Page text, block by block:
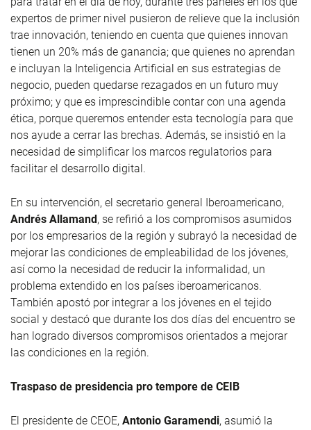
expertos de primer nivel pusieron de relieve que la inclusión
trae innovación, teniendo en cuenta que quienes innovan
tienen un 20% más de ganancia; que quienes no aprendan
e incluyan la Inteligencia Artificial en sus estrategias de
negocio, pueden quedarse rezagados en un futuro muy
próximo; y que es imprescindible contar con una agenda
ética, porque queremos entender esta tecnología para que
nos ayude a cerrar las brechas. Además, se insistió en la
necesidad de simplificar los marcos regulatorios para
facilitar el desarrollo digital.
En su intervención, el secretario general Iberoamericano,
Andrés Allamand , se refirió a los compromisos asumidos
por los empresarios de la región y subrayó la necesidad de
mejorar las condiciones de empleabilidad de los jóvenes,
así como la necesidad de reducir la informalidad, un
problema extendido en los países iberoamericanos.
También apostó por integrar a los jóvenes en el tejido
social y destacó que durante los dos días del encuentro se
han logrado diversos compromisos orientados a mejorar
las condiciones en la región.
Traspaso de presidencia pro tempore de CEIB
El presidente de CEOE, Antonio Garamendi, asumió la